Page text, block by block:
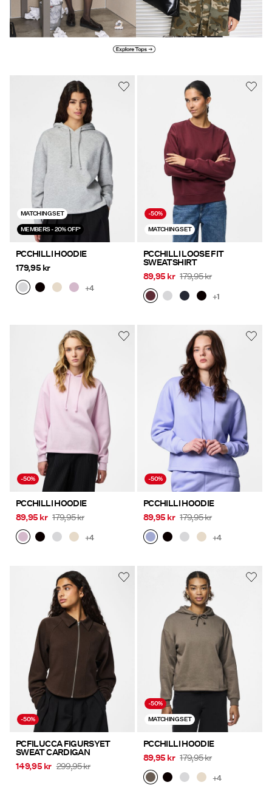
MATCHING SET
MEMBERS - 20% OFF*
PCCHILLI HOODIE
179,95 kr
+4
-50%
MATCHING SET
PCCHILLI LOOSE FIT
SWEATSHIRT
89,95 kr 179,95 kr
+1
-50%
PCCHILLI HOODIE
89,95 kr 179,95 kr
+4
-50%
PCCHILLI HOODIE
89,95 kr 179,95 kr
+4
-50%
PCFILUCCA FIGURSYET
SWEAT CARDIGAN
149,95 kr 299,95 kr
-50%
MATCHING SET
PCCHILLI HOODIE
89,95 kr 179,95 kr
+4